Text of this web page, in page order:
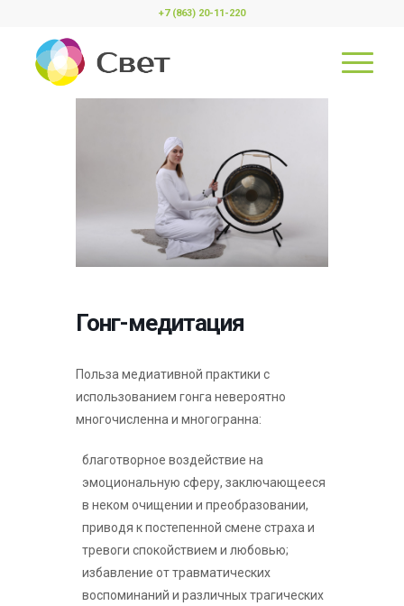
+7 (863) 20-11-220
Гонг-медитация
Польза медиативной практики с
использованием гонга невероятно
многочисленна и многогранна:
благотворное воздействие на
эмоциональную сферу, заключающееся
в неком очищении и преобразовании,
приводя к постепенной смене страха и
тревоги спокойствием и любовью;
избавление от травматических
воспоминаний и различных трагических